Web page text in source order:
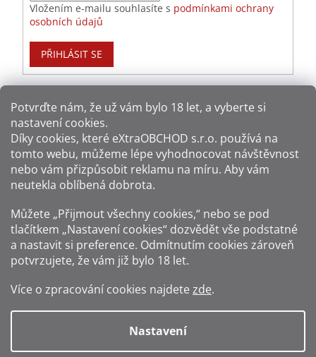
Potvrďte nám​​, že už vám bylo 18 let, a vyberte si
nastavení cookies.
Díky cookies, které eXtraOBCHOD s.r.o. používá na
tomto webu, můžeme lépe vyhodnocovat návštěvnost
nebo vám přizpůsobit reklamu na míru. Aby vám
neutekla oblíbená dobrota.
Můžete „Přijmout všechny cookies,“ nebo se pod
tlačítkem „Nastavení cookies“ dozvědět vše podstatné
a nastavit si preference. Odmítnutím cookies zároveň
potvrzujete, že vám již bylo 18 let.
Více o zpracování cookies najdete zde.
Nastavení
Vložením e-mailu souhlasíte s podmínkami ochrany
osobních údajů
PŘIHLÁSIT SE
Způsoby dopravy:
Zákaz prodeje alkoholu osobám mladším 18 let.